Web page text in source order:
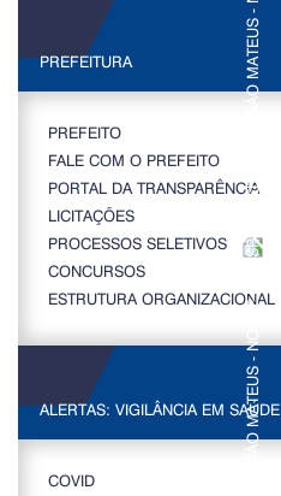
PREFEITURA
PREFEITO
FALE COM O PREFEITO
PORTAL DA TRANSPARÊNCIA
LICITAÇÕES
PROCESSOS SELETIVOS
CONCURSOS
ESTRUTURA ORGANIZACIONAL
ALERTAS: VIGILÂNCIA EM SAÚDE
COVID